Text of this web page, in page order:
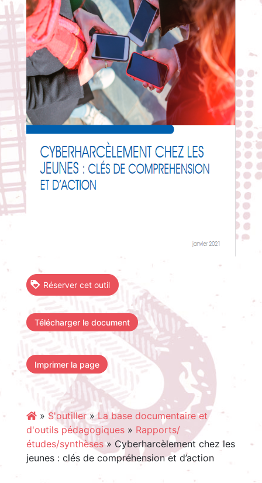
Réserver cet outil
Télécharger le document
Imprimer la page
» S'outiller»La base documentaire et
d'outils pédagogiques» Rapports/
études/synthèses» Cyberharcèlement chez les
jeunes : clés de compréhension et d’action